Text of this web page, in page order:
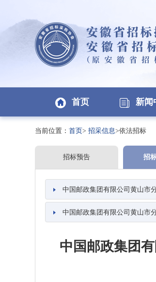
首页 新闻
当前位置： 首页> 招采信息>依法招标
招标预告 招
中国邮政集团有限公司黄山市
中国邮政集团有限公司黄山市
中国邮政集团